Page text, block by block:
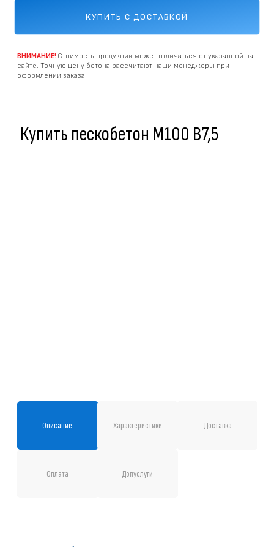
КУПИТЬ С ДОСТАВКОЙ
ВНИМАНИЕ! Стоимость продукции может отличаться от указанной на
сайте. Точную цену бетона рассчитают наши менеджеры при
оформлении заказа
Купить пескобетон M100 В7,5
Описание Характеристики Доставка
Оплата Допуслуги